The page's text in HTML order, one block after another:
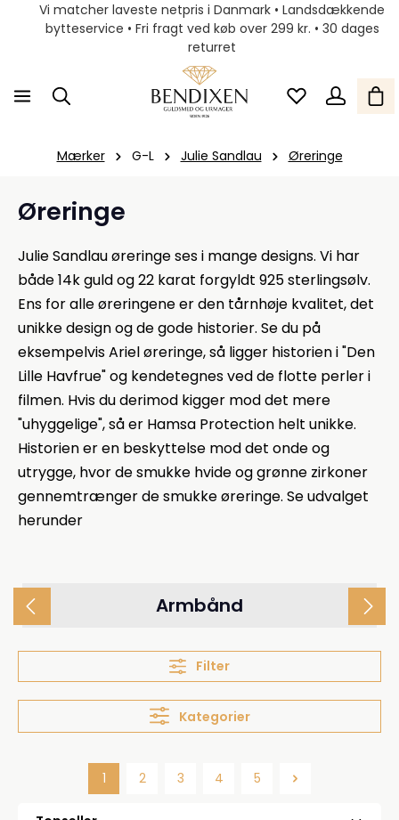
Vi matcher laveste netpris i Danmark • Landsdækkende
bytteservice • Fri fragt ved køb over 299 kr. • 30 dages
returret
Mærker G-L Julie Sandlau Øreringe
Øreringe
Julie Sandlau øreringe ses i mange designs. Vi har
både 14k guld og 22 karat forgyldt 925 sterlingsølv.
Ens for alle øreringene er den tårnhøje kvalitet, det
unikke design og de gode historier. Se du på
eksempelvis Ariel øreringe, så ligger historien i "Den
Lille Havfrue" og kendetegnes ved de flotte perler i
filmen. Hvis du derimod kigger mod det mere
"uhyggelige", så er Hamsa Protection helt unikke.
Historien er en beskyttelse mod det onde og
utrygge, hvor de smukke hvide og grønne zirkoner
gennemtrænger de smukke øreringe. Se udvalget
herunder
Armbånd
Filter
Kategorier
Side
1 Side
2 Side
3 Side
4 Side
5